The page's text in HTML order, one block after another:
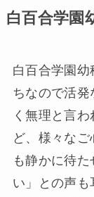
白百合学園
白百合学園
ちなので活
く無理と言
ど、様々な
も静かに待
い」との声も